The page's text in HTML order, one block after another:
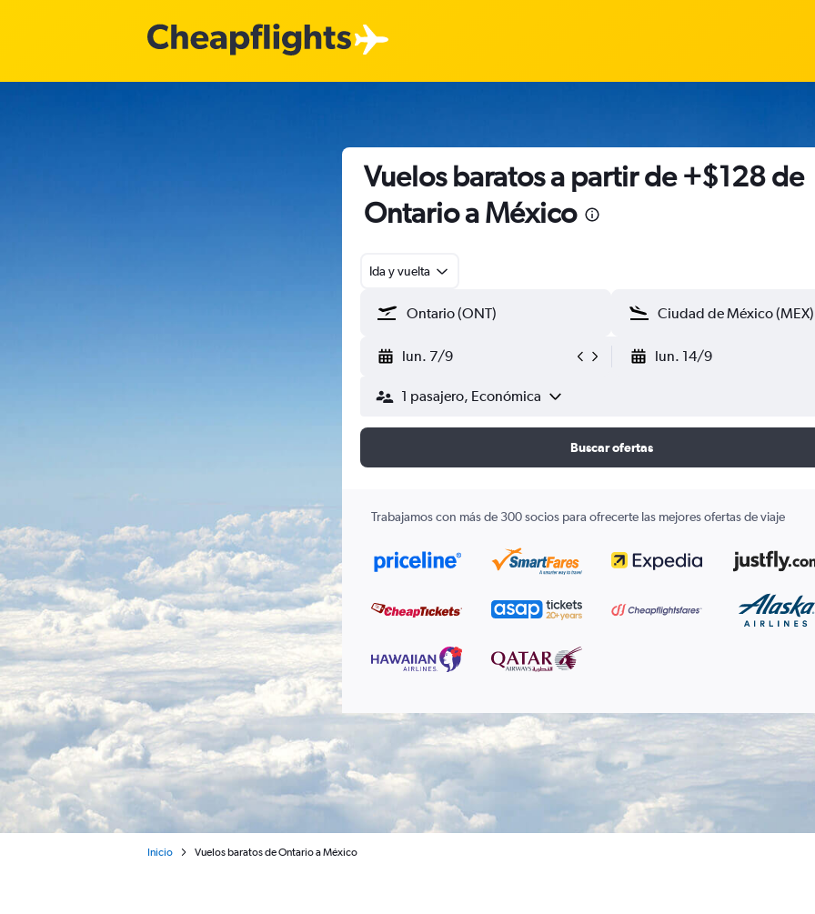
Vuelos baratos a partir de +$128 de
Ontario a México
Ida y vuelta
lun. 7/9 lun. 14/9
1 pasajero, Económica
Buscar ofertas
Trabajamos con más de 300 socios para ofrecerte las mejores ofertas de viaje
Inicio Vuelos baratos de Ontario a México